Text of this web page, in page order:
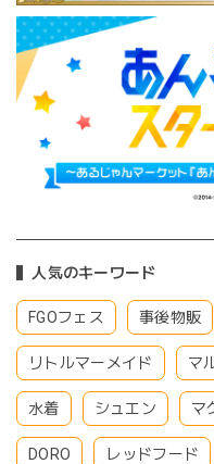
人気のキーワード
FGOフェス 事後物販
リトルマーメイド マ
水着 シュエン マ
DORO レッドフード